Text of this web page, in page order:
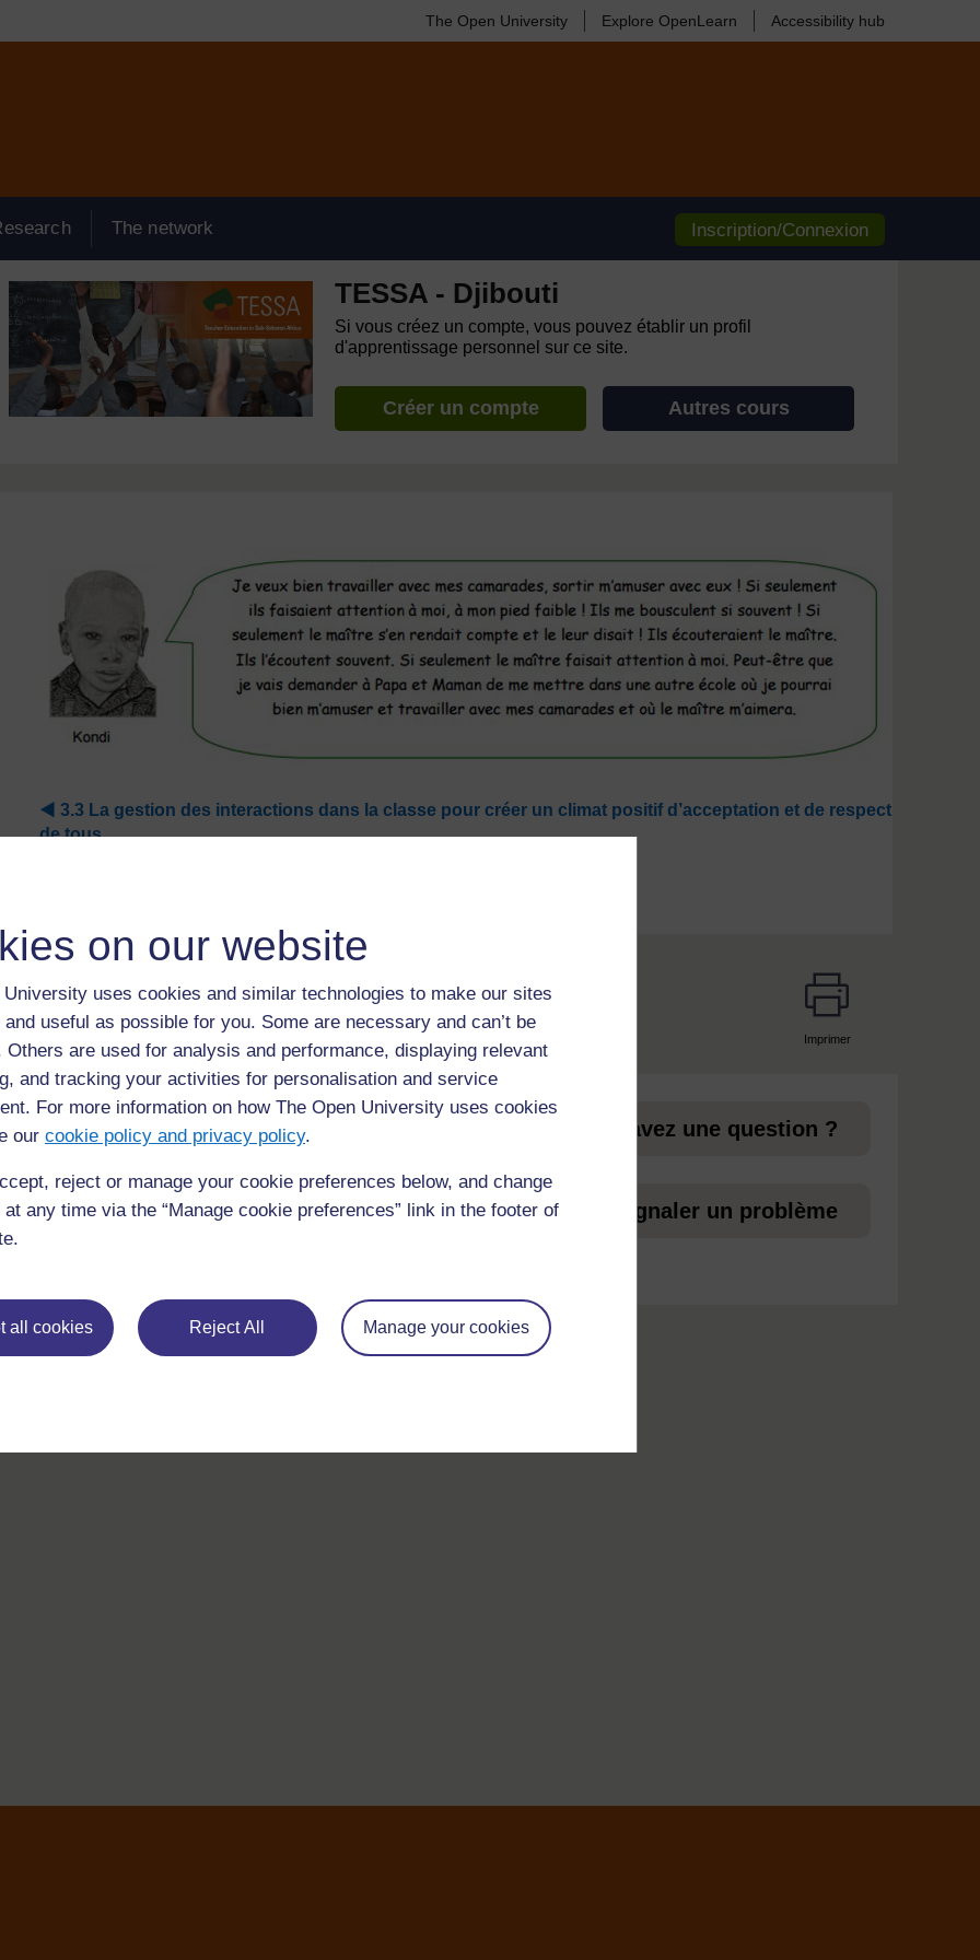
on our website
University uses cookies and similar technologies to make our sites
useful as possible for you. Some are necessary and can’t be
Others are used for analysis and performance, displaying relevant
and tracking your activities for personalisation and service
For more information on how The Open University uses cookies
our cookie policy and privacy policy.
reject or manage your cookie preferences below, and change
any time via the “Manage cookie preferences” link in the footer of
all cookies Reject All Manage your cookies
The Open University Explore OpenLearn Accessibility hub
The network Inscription/Connexion
TESSA - Djibouti
Si vous créez un compte, vous pouvez établir un profil
d'apprentissage personnel sur ce site.
Créer un compte Autres cours
◀︎ 3.3 La gestion des interactions dans la classe pour créer un climat positif d’acceptation et de respect
de tous
Imprimer
Pour de plus amples informations, référez-vous à notre foire aux
questions qui peut vous fournir l'aide nécessaire.
Vous avez une question ?
Si vous avez un souci quelconque concernant ce site, veuillez
nous contacter ici
Signaler un problème